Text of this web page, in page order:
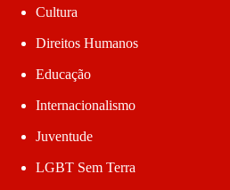
Cultura
Direitos Humanos
Educação
Internacionalismo
Juventude
LGBT Sem Terra